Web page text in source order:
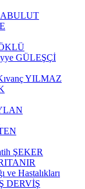
GÜLEŞÇİ
YILMAZ
ŞEKER
ve Hastalıkları
DERVİŞ